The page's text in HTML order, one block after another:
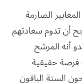
الصارمة
أن تدوم سعادتهم
أنه المرشح
فرصة حقيقية
الستة الباقون